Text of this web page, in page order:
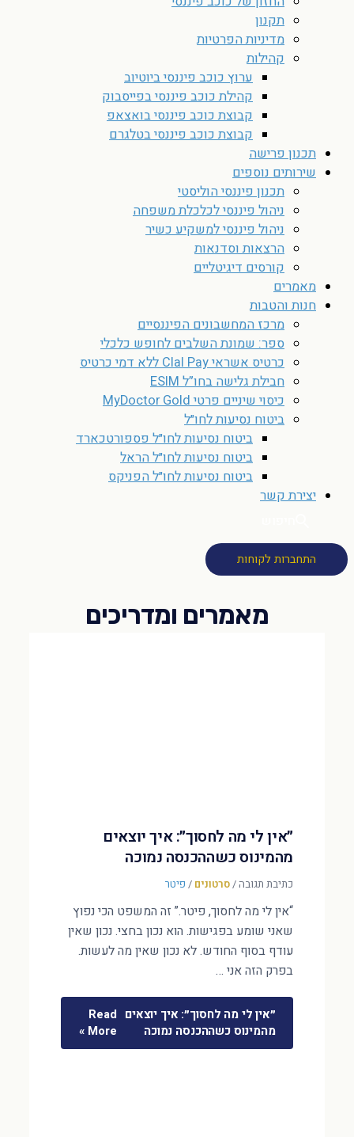
תקנון
מדיניות הפרטיות
קהילות
ערוץ כוכב פיננסי ביוטיוב
קהילת כוכב פיננסי בפייסבוק
קבוצת כוכב פיננסי בואצאפ
קבוצת כוכב פיננסי בטלגרם
תכנון פרישה
שירותים נוספים
תכנון פיננסי הוליסטי
ניהול פיננסי לכלכלת משפחה
ניהול פיננסי למשקיע כשיר
הרצאות וסדנאות
קורסים דיגיטליים
מאמרים
חנות והטבות
מרכז המחשבונים הפיננסיים
ספר: שמונת השלבים לחופש כלכלי
כרטיס אשראי Clal Pay ללא דמי כרטיס
חבילת גלישה בחו”ל ESIM
כיסוי שיניים פרטי MyDoctor Gold
ביטוח נסיעות לחו״ל
ביטוח נסיעות לחו״ל פספורטכארד
ביטוח נסיעות לחו״ל הראל
ביטוח נסיעות לחו״ל הפניקס
יצירת קשר
התחברות לקוחות
״אין לי מה לחסוך״: איך יוצאים
מהמינוס כשההכנסה נמוכה
כתיבת תגובה/סרטונים / פיטר
“אין לי מה לחסוך, פיטר.” זה המשפט הכי נפוץ
שאני שומע בפגישות. הוא נכון בחצי. נכון שאין
עודף בסוף החודש. לא נכון שאין מה לעשות.
בפרק הזה אני …
״אין לי מה לחסוך״: איך יוצאים
מהמינוס כשההכנסה נמוכה
Read
More »